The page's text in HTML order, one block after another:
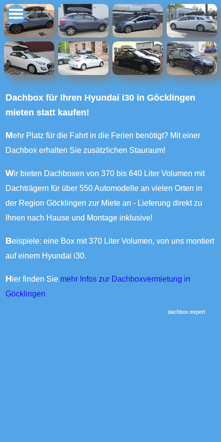
Dachbox für Ihren Hyundai i30 in Göcklingen
mieten statt kaufen!
Mehr Platz für die Fahrt in die Ferien benötigt? Mit einer
Dachbox erhalten Sie zusätzlichen Stauraum!
Wir bieten Dachboxen von 370 bis 640 Liter Volumen mit
Dachträgern für über 550 Automodelle an vielen Orten in
der Region Göcklingen zur Miete an - Lieferung direkt zu
Ihnen nach Hause und Montage inklusive!
Beispiele: eine Box mit 370 Liter Volumen, von uns montiert
auf einem Hyundai i30.
Hier finden Sie mehr Infos zur Dachboxvermietung in
Göcklingen
dachbox.expert